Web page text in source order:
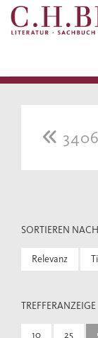
SORTIEREN NACH
Relevanz
TREFFERANZEIGE
10 25